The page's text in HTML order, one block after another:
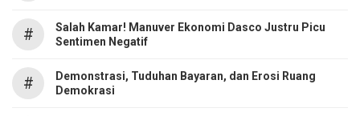
#
Salah Kamar! Manuver Ekonomi Dasco Justru Picu
Sentimen Negatif
#
Demonstrasi, Tuduhan Bayaran, dan Erosi Ruang
Demokrasi